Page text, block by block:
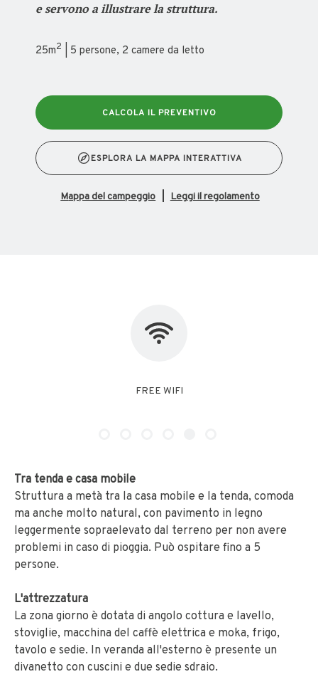
e servono a illustrare la struttura.
25m2 | 5 persone, 2 camere da letto
CALCOLA IL PREVENTIVO
ESPLORA LA MAPPA INTERATTIVA
mappa del campeggio Leggi il regolamento
NO PET
Tra tenda e casa mobile
Struttura a metà tra la casa mobile e la tenda, comoda
ma anche molto natural, con pavimento in legno
leggermente sopraelevato dal terreno per non avere
problemi in caso di pioggia. Può ospitare fino a 5
persone.
L'attrezzatura
La zona giorno è dotata di angolo cottura e lavello,
stoviglie, macchina del caffè elettrica e moka, frigo,
tavolo e sedie. In veranda all'esterno è presente un
divanetto con cuscini e due sedie sdraio.